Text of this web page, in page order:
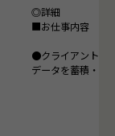
◎詳細
■お仕事内容
●クライアントの
データを蓄積・加